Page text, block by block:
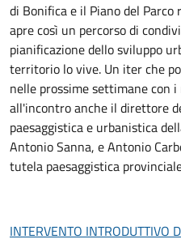
di Bonifica e il Piano del Parco
apre così un percorso di
pianificazione dello sviluppo
territorio lo vive. Un iter che
nelle prossime settimane con
all'incontro anche il direttore
paesaggistica e urbanistica
Antonio Sanna, e Antonio
tutela paesaggistica
INTERVENTO INTRODUTTIVO